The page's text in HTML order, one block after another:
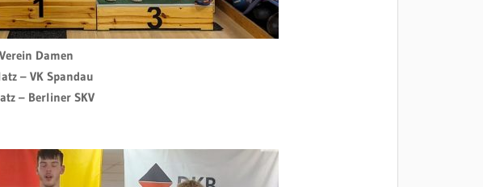
Verein Damen
– VK Spandau
– Berliner SKV